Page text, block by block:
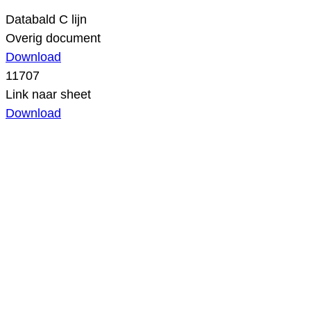
Databald C lijn
Overig document
Download
11707
Link naar sheet
Download